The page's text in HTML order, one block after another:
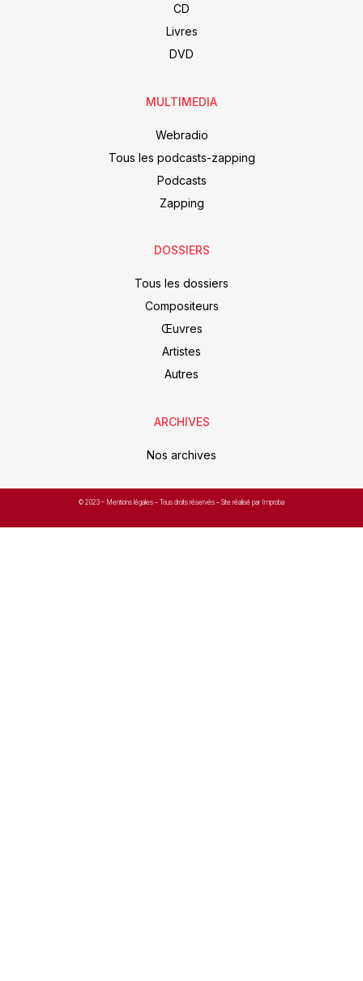
CD
Livres
DVD
MULTIMEDIA
Webradio
Tous les podcasts-zapping
Podcasts
Zapping
DOSSIERS
Tous les dossiers
Compositeurs
Œuvres
Artistes
Autres
ARCHIVES
Nos archives
© 2023 – Mentions légales – Tous droits réservés – Site réalisé par Improba